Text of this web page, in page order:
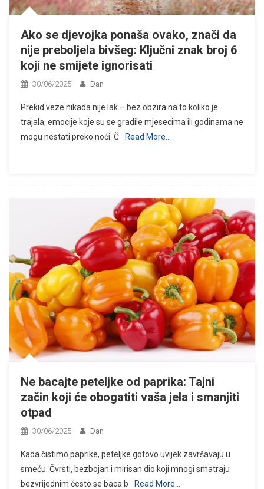
Ako se djevojka ponaša ovako, znači da
nije preboljela bivšeg: Ključni znak broj 6
koji ne smijete ignorisati
30/06/2025 Dan
Prekid veze nikada nije lak – bez obzira na to koliko je
trajala, emocije koje su se gradile mjesecima ili godinama ne
mogu nestati preko noći. Č
Read More…
Ne bacajte peteljke od paprika: Tajni
začin koji će obogatiti vaša jela i smanjiti
otpad
30/06/2025 Dan
Kada čistimo paprike, peteljke gotovo uvijek završavaju u
smeću. Čvrsti, bezbojan i mirisan dio koji mnogi smatraju
bezvrijednim često se baca b
Read More…